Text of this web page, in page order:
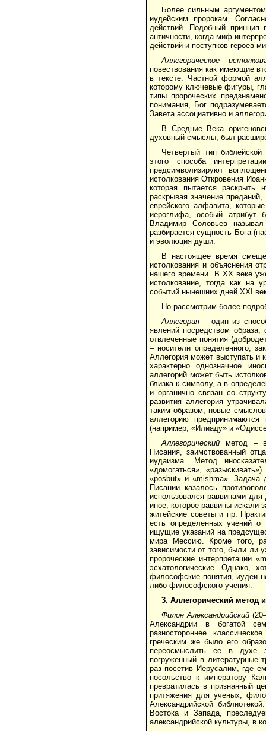
Более сильным
иудейским пророкам.
действий. Подобный принцип
античности, когда миф
действий и поступков героев
Аллегорическое
повествования как имеющие
в тексте. Частной формой
которому ключевые фигуры,
типы пророческих
понимания, Бог
Завета ассоциативно и
В Средние Века
духовный смыслы, был
Четвертый тип
этого способа
предсимволизируют
истолкования Откровения
которая пытается раскрыть
раскрывая значение
еврейского алфавита,
иероглифа, особый атрибут
Владимир Соловьев
разбирается сущность Бога
и эволюция души.
В настоящее время
истолкования и объяснения
нашего времени. В XX веке
истолкование, тогда как на
событий нынешних дней XXI
Но рассмотрим более
Аллегория – один из
явлений посредством образа,
отвлеченные понятия
– носители определенного,
Аллегория может выступать и
характерно однозначное
аллегорий может быть
близка к символу, а в
и органично связан со
развития аллегория
таким образом, новые
аллегорию
(например, «Илиаду» и
Аллегорический метод – в
Писания, заимствованный
иудаизма. Метод
«домогаться»,
«posbut» и «mishma». Задача
Писании казалось
использовался раввинами для
иное, которое раввины
житейские советы и пр.
есть определенных учений
ищущие указаний на
мира Мессию. Кроме того,
зависимости от того, были ли
пророческие интерпретации
эсхатологические. Однако,
философские понятия, иудеи
либо философского учения.
3. Аллегорический метод
Филон Александрийский
Александрии в богатой
разностороннее
греческим же было его
переосмыслить ее в духе
погруженный в литературные
раз посетив Иерусалим, где
посольство к императору
превратилась в признанный
притяжения для ученых,
Александрийской
Востока и Запада,
александрийской культуры, в